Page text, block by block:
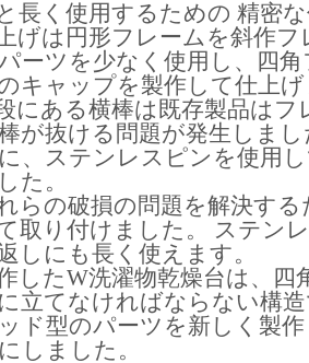
長く使用するための 精密
上げは円形フレームを斜作
ーツを少なく使用し、四
キャップを製作して仕上
にある横棒は既存製品は
が抜ける問題が発生しま
、ステンレスピンを使用
た。
らの破損の問題を解決す
取り付けました。 ステン
しにも長く使えます。
したW洗濯物乾燥台は、四
立てなければならない構
ド型のパーツを新しく製
しました。